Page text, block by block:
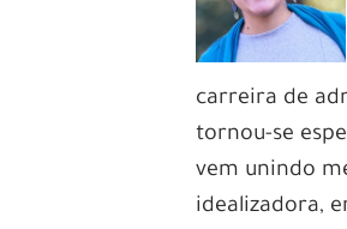
carreira de
tornou-se
vem unindo
idealizadora,